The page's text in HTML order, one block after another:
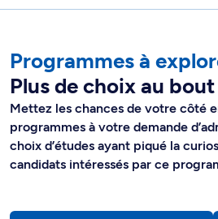
Programmes à
Plus de choix au
Mettez les chances de votre côté
programmes à votre demande
choix d’études ayant piqué la
candidats intéressés par ce